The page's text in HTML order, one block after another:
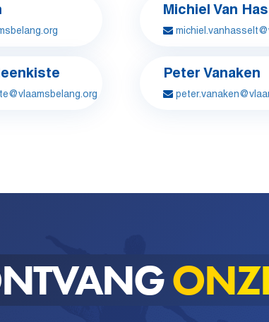
Michiel Van
Peter Vanaken